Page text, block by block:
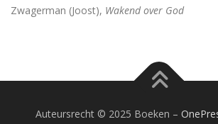
Zwagerman (Joost), Wakend over God
Auteursrecht © 2025 Boeken –